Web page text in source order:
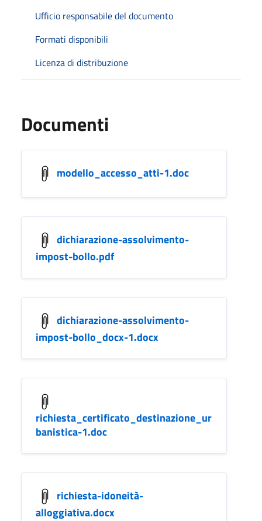
Ufficio responsabile del documento
Formati disponibili
Licenza di distribuzione
Documenti
modello_accesso_atti-1.doc
dichiarazione-assolvimento-
impost-bollo.pdf
dichiarazione-assolvimento-
impost-bollo_docx-1.docx
richiesta_certificato_destinazione_ur
banistica-1.doc
richiesta-idoneità-
alloggiativa.docx